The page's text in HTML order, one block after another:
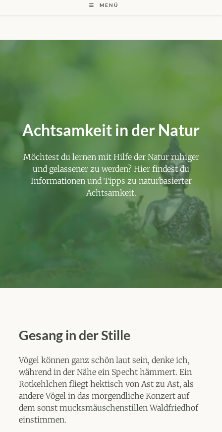
MENÜ
Achtsamkeit in der Natur
Möchtest du lernen mit Hilfe der Natur ruhiger
und gelassener zu werden? Hier findest du
Informationen und Tipps zu naturbasierter
Achtsamkeit.
Gesang in der Stille
Vögel können ganz schön laut sein, denke ich,
während in der Nähe ein Specht hämmert. Ein
Rotkehlchen fliegt hektisch von Ast zu Ast, als
andere Vögel in das morgendliche Konzert auf
dem sonst mucksmäuschenstillen Waldfriedhof
einstimmen.